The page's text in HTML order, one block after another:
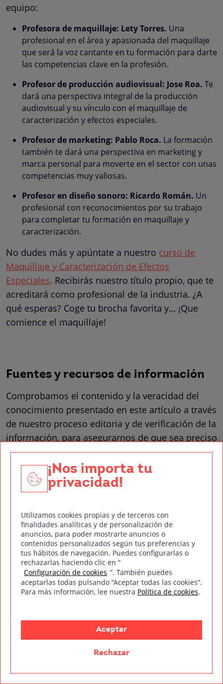
equipo:
Profesora de maquillaje: Lety Torres. Una
profesional en el área y apasionada del maquillaje
que será la voz cantante en tu formación para darte
las competencias clave en la profesión.
Profesor de producción audiovisual: Jose Roa. Te
dará una perspectiva integral de la producción
audiovisual y su vínculo con el maquillaje de
caracterización y efectos especiales.
Profesor de marketing: Pablo Roca. La formación
también te dará una perspectiva en marketing y
marca personal para moverte en el sector con unas
competencias muy valiosas.
Profesor en diseño sonoro: Ricardo Román. Un
profesional con reconocimientos por su trabajo
para completar tu formación en maquillaje y
caracterización.
No dudes más y apúntate a nuestro curso de
Maquillaje y Caracterización de Efectos
Especiales. Recibirás nuestro título propio, que te
acreditará como profesional de la industria. ¿A
qué esperas? Coge tu brocha favorita y… ¡Que
comience el maquillaje!
Fuentes y recursos de información
Comprobamos el contenido y la veracidad del
conocimiento presentado en este artículo a través
de nuestro proceso editoria y de verificación de la
información, para asegurarnos de que sea preciso
y confiable.
Conoce el proceso editorial
Bibliografía
“BOE-A-2017-4475 Resolución de 10 de abril de
2017, de la Dirección General de Empleo, por la que
se registran y publican las tablas salariales para el
industria de producción audiovisual -técnicos-.” (24
¡Nos importa tu
privacidad!
Utilizamos cookies propias y de terceros con
finalidades analíticas y de personalización de
anuncios, para poder mostrarte anuncios o
contenidos personalizados según tus preferencias y
tus hábitos de navegación. Puedes configurarlas o
rechazarlas haciendo clic en “
Configuración de cookies ”. También puedes
aceptarlas todas pulsando “Aceptar todas las cookies”.
Para más información, lee nuestra Política de cookies.
Aceptar
Rechazar